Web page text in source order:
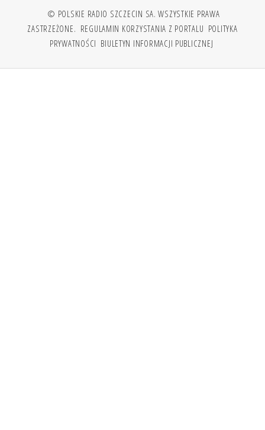
© POLSKIE RADIO SZCZECIN SA. WSZYSTKIE PRAWA
ZASTRZEŻONE. REGULAMIN KORZYSTANIA Z PORTALU POLITYKA
PRYWATNOŚCI BIULETYN INFORMACJI PUBLICZNEJ